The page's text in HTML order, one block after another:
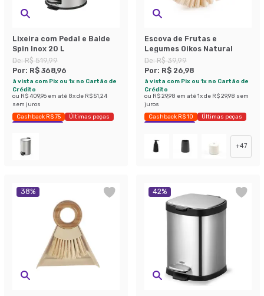
Lixeira com Pedal e Balde
Spin Inox 20 L
De:R$ 519,99
Por: R$ 368,96
à vista com Pix ou 1x no Cartão de
Crédito
ou R$ 409,96 em até 8x de R$ 51,24
sem juros
Cashback R$ 75
Últimas peças
Economize 29%
Escova de Frutas e
Legumes Oikos Natural
De:R$ 39,99
Por: R$ 26,98
à vista com Pix ou 1x no Cartão de
Crédito
ou R$ 29,98 em até1x de R$ 29,98 sem
juros
Cashback R$ 10
Últimas peças
Economize 32%
+47
38% 42%